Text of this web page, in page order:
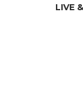
LIVE